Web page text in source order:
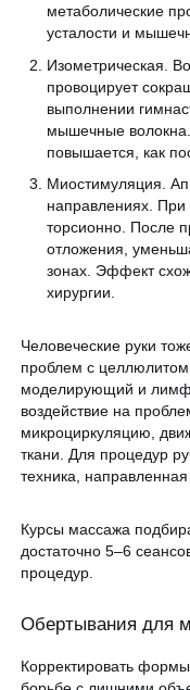
метаболические
усталости и
Изометрическая.
провоцирует
выполнении
мышечные
повышается, как
Миостимуляция.
направлениях.
торсионно. После
отложения,
зонах. Эффект схож
хирургии.
Человеческие руки
проблем с
моделирующий и
воздействие на
микроциркуляцию,
ткани. Для процедур
техника,
Курсы массажа
достаточно 5–6
процедур.
Обертывания для
Корректировать